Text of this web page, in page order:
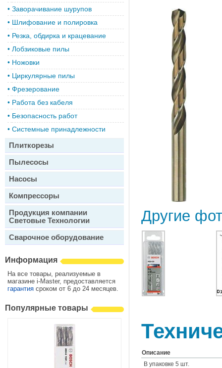
• Заворачивание шурупов
• Шлифование и полировка
• Резка, обдирка и крацевание
• Лобзиковые пилы
• Ножовки
• Циркулярные пилы
• Фрезерование
• Работа без кабеля
• Безопасность работ
• Системные принадлежности
Плиткорезы
Пылесосы
Насосы
Компрессоры
Продукция компании
Световые Технологии
Сварочное оборудование
Информация
На все товары, реализуемые в
магазине i-Master, предоставляется
гарантия сроком от 6 до 24 месяцев.
Популярные товары
Другие
Описание
В упаковке 5 шт.